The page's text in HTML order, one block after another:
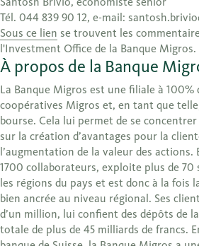
Tél. 044 839 90 12, e-mail:
Sous ce lien se trouvent les
l'Investment Office de la Banque Migros.
À propos de la Banque
La Banque Migros est une filiale à 100%
coopératives Migros et, en tant que
bourse. Cela lui permet de se
sur la création d’avantages pour la
l’augmentation de la valeur des actions.
1700 collaborateurs, exploite plus de 70
les régions du pays et est donc à la fois
bien ancrée au niveau régional. Ses
d’un million, lui confient des dépôts de
totale de plus de 45 milliards de francs.